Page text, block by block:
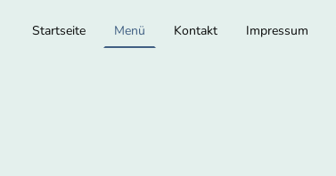
Startseite Menü Kontakt Impressum